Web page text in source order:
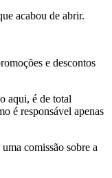
acabou de abrir.
e descontos
aqui, é de total
é responsável apenas
comissão sobre a